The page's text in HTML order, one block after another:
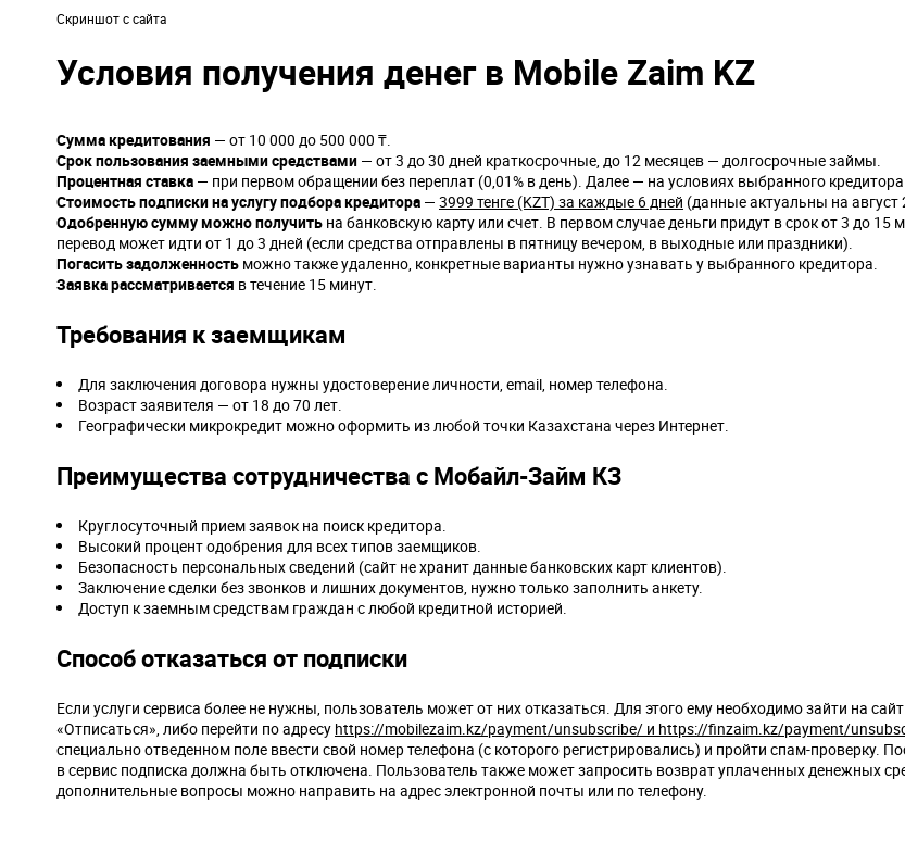
Скриншот с сайта
Условия получения денег в Mobile Zaim KZ
Сумма кредитования — от 10 000 до 500 000 ₸.
Срок пользования заемными средствами — от 3 до 30 дней краткосрочные, до 12 месяцев — долгосрочные займы.
Процентная ставка — при первом обращении без переплат (0,01% в день). Далее — на условиях выбранного
Стоимость подписки на услугу подбора кредитора — 3999 тенге (KZT) за каждые 6 дней (данные актуальны на август
Одобренную сумму можно получить на банковскую карту или счет. В первом случае деньги придут в срок от 3 до 15
перевод может идти от 1 до 3 дней (если средства отправлены в пятницу вечером, в выходные или праздники).
Погасить задолженность можно также удаленно, конкретные варианты нужно узнавать у выбранного кредитора.
Заявка рассматривается в течение 15 минут.
Требования к заемщикам
Для заключения договора нужны удостоверение личности, email, номер телефона.
Возраст заявителя — от 18 до 70 лет.
Географически микрокредит можно оформить из любой точки Казахстана через Интернет.
Преимущества сотрудничества с Мобайл-Займ КЗ
Круглосуточный прием заявок на поиск кредитора.
Высокий процент одобрения для всех типов заемщиков.
Безопасность персональных сведений (сайт не хранит данные банковских карт клиентов).
Заключение сделки без звонков и лишних документов, нужно только заполнить анкету.
Доступ к заемным средствам граждан с любой кредитной историей.
Способ отказаться от подписки
Если услуги сервиса более не нужны, пользователь может от них отказаться. Для этого ему необходимо зайти на
«Отписаться», либо перейти по адресу https://mobilezaim.kz/payment/unsubscribe/ и https://finzaim.kz/payment/
специально отведенном поле ввести свой номер телефона (с которого регистрировались) и пройти спам-проверку.
в сервис подписка должна быть отключена. Пользователь также может запросить возврат уплаченных денежных
дополнительные вопросы можно направить на адрес электронной почты или по телефону.